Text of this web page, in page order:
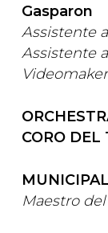
Gasparon
Assistente
Assistente
Videomaker
CORO DEL
Maestro